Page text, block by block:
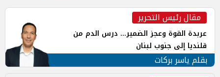
مقال رئيس التحرير
عربدة القوة وعجز الضمير... درس الدم من
قلنديا إلى جنوب لبنان
بقلم ياسر بركات